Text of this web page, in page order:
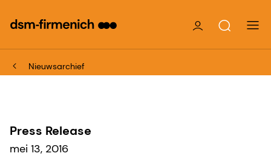
Nieuwsarchief
Press Release
mei 13, 2016